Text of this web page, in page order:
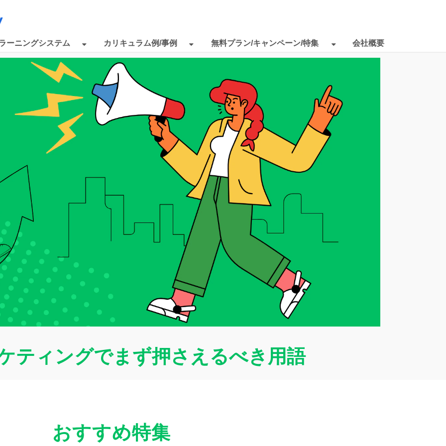
ーニングシステム カリキュラム例/事例 無料プラン/キャンペーン/特集 会社概要
ティングでまず押さえるべき用語
おすすめ特集